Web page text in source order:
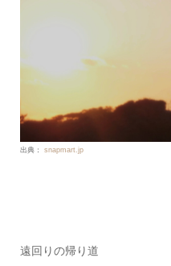
出典： snapmart.jp
遠回りの帰り道